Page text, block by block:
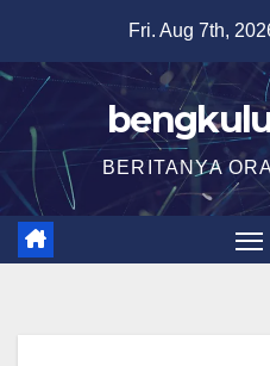
content
Fri. Aug 7th,
BERITANYA